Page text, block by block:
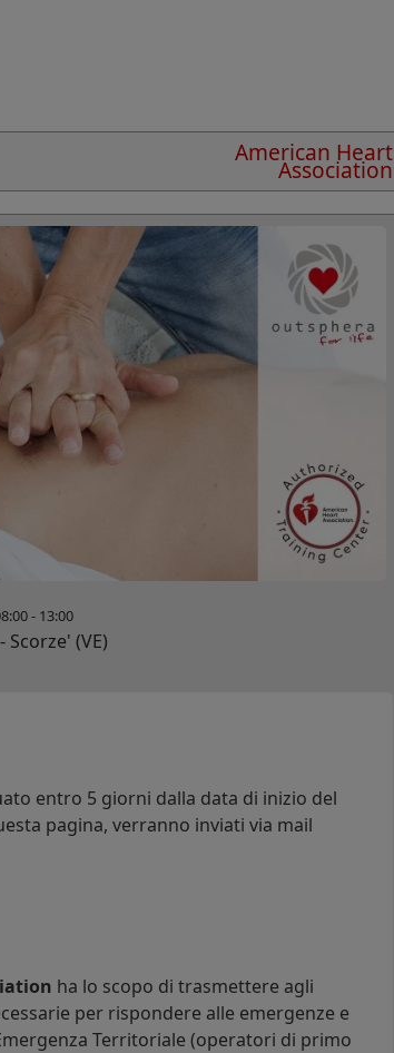
American Heart
Association
- 13:00
(VE)
entro 5 giorni dalla data di inizio del
pagina, verranno inviati via mail
ha lo scopo di trasmettere agli
per rispondere alle emergenze e
Territoriale (operatori di primo